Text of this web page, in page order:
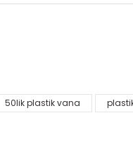
öneri formunu
50lik plastik vana